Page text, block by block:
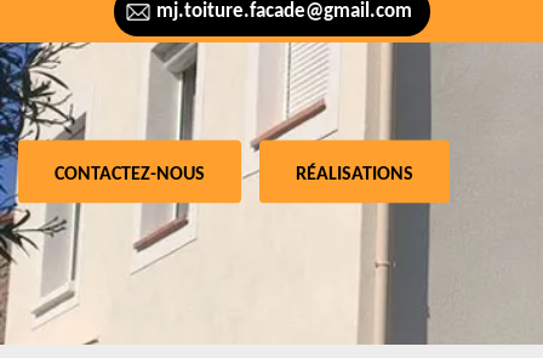
mj.toiture.facade@gmail.com
CONTACTEZ-NOUS RÉALISATIONS